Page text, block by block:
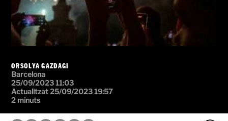
ORSOLYA GAZDAGI
Barcelona
25/09/2023 11:03
Actualitzat 25/09/2023 19:57
2 minuts